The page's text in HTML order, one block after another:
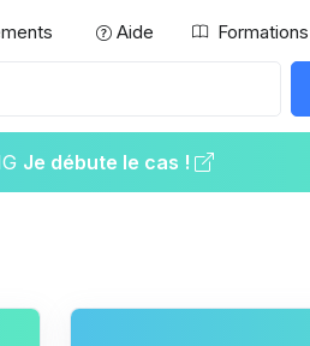
Aide Formations
Je débute le cas !